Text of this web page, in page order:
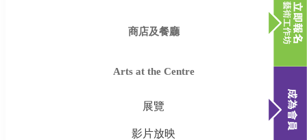
商店及餐廳
Arts at the Centre
展覽
影片放映